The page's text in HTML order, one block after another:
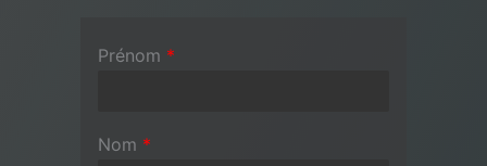
Prénom *
Nom *